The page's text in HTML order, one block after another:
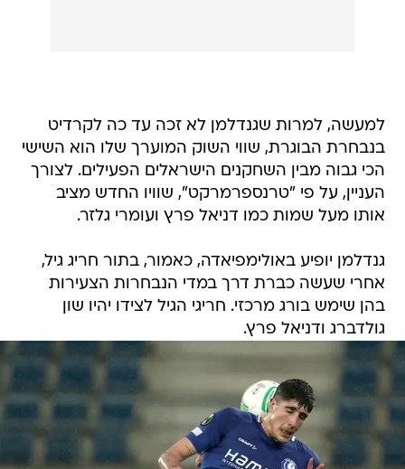
למעשה, למרות שגנדלמן לא זכה עד כה לקרדיט
בנבחרת הבוגרת, שווי השוק המוערך שלו הוא השישי
הכי גבוה מבין השחקנים הישראלים הפעילים. לצורך
העניין, על פי "טרנספרמרקט", שוויו החדש מציב
אותו מעל שמות כמו דניאל פרץ ועומרי גלזר.
גנדלמן יופיע באולימפיאדה, כאמור, בתור חריג גיל,
אחרי שעשה כברת דרך במדי הנבחרות הצעירות
בהן שימש בורג מרכזי. חריגי הגיל לצידו יהיו שון
גולדברג ודניאל פרץ.